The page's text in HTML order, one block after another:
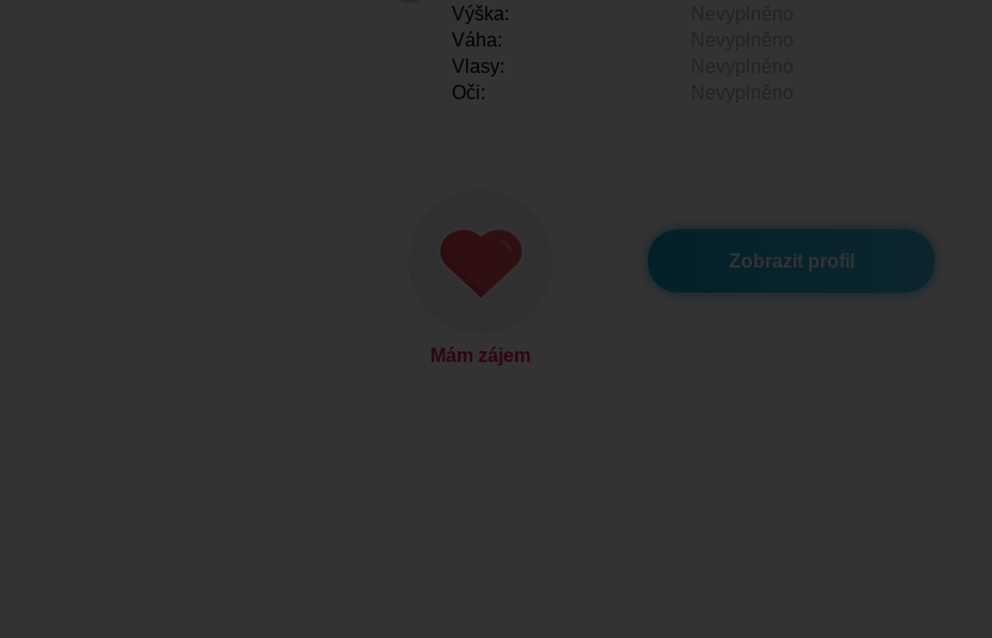
Výška:
Váha:
Vlasy:
Oči:
Mám zájem
Zobrazit profil